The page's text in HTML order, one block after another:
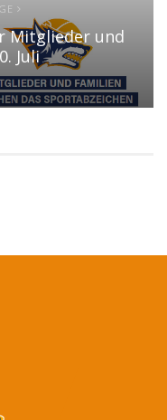
Mitglieder und
Juli